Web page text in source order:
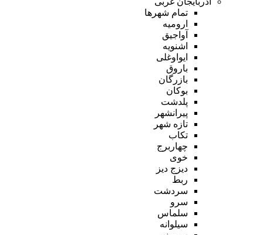
تمام شهر‌ها
ارومیه
آواجیق
اشنویه
ایواوغلی
باروق
بازرگان
بوکان
پلدشت
پیرانشهر
تازه شهر
تکاب
چهاربرج
خوی
دیزج دیز
ربط
سردشت
سرو
سلماس
سیلوانه